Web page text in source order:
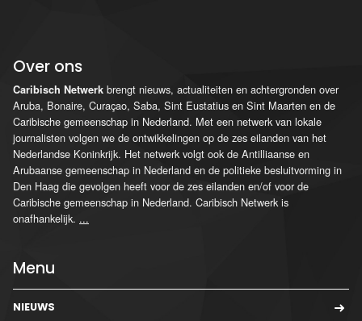
Over ons
Caribisch Netwerk brengt nieuws, actualiteiten en achtergronden over
Aruba, Bonaire, Curaçao, Saba, Sint Eustatius en Sint Maarten en de
Caribische gemeenschap in Nederland. Met een netwerk van lokale
journalisten volgen we de ontwikkelingen op de zes eilanden van het
Nederlandse Koninkrijk. Het netwerk volgt ook de Antilliaanse en
Arubaanse gemeenschap in Nederland en de politieke besluitvorming in
Den Haag die gevolgen heeft voor de zes eilanden en/of voor de
Caribische gemeenschap in Nederland. Caribisch Netwerk is
onafhankelijk. ...
Menu
NIEUWS